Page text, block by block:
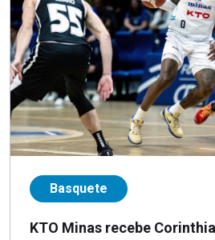
Basquete
KTO Minas recebe